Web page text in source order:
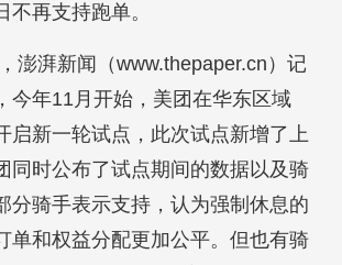
不再支持跑单。
澎湃新闻（www.thepaper.cn）记
今年11月开始，美团在华东区域
启新一轮试点，此次试点新增了上
同时公布了试点期间的数据以及骑
分骑手表示支持，认为强制休息的
单和权益分配更加公平。但也有骑